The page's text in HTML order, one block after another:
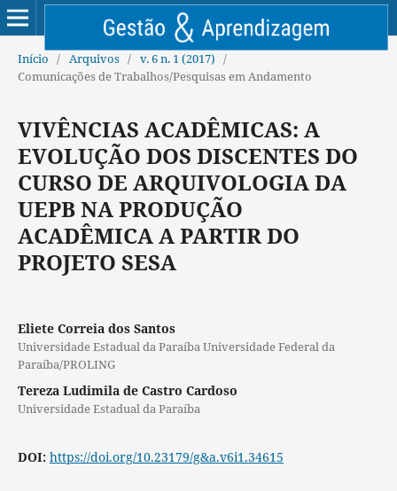
Início / Arquivos / v. 6 n. 1 (2017) /
Comunicações de Trabalhos/Pesquisas em Andamento
VIVÊNCIAS ACADÊMICAS: A
EVOLUÇÃO DOS DISCENTES DO
CURSO DE ARQUIVOLOGIA DA
UEPB NA PRODUÇÃO
ACADÊMICA A PARTIR DO
PROJETO SESA
Eliete Correia dos Santos
Universidade Estadual da Paraíba Universidade Federal da
Paraíba/PROLING
Tereza Ludimila de Castro Cardoso
Universidade Estadual da Paraíba
DOI: https://doi.org/10.23179/g&a.v6i1.34615